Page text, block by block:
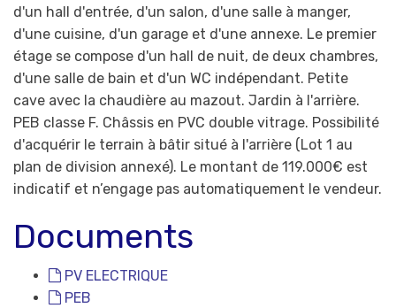
d'un hall d'entrée, d'un salon, d'une salle à manger,
d'une cuisine, d'un garage et d'une annexe. Le premier
étage se compose d'un hall de nuit, de deux chambres,
d'une salle de bain et d'un WC indépendant. Petite
cave avec la chaudière au mazout. Jardin à l'arrière.
PEB classe F. Châssis en PVC double vitrage. Possibilité
d'acquérir le terrain à bâtir situé à l'arrière (Lot 1 au
plan de division annexé). Le montant de 119.000€ est
indicatif et n’engage pas automatiquement le vendeur.
Documents
PV ELECTRIQUE
PEB